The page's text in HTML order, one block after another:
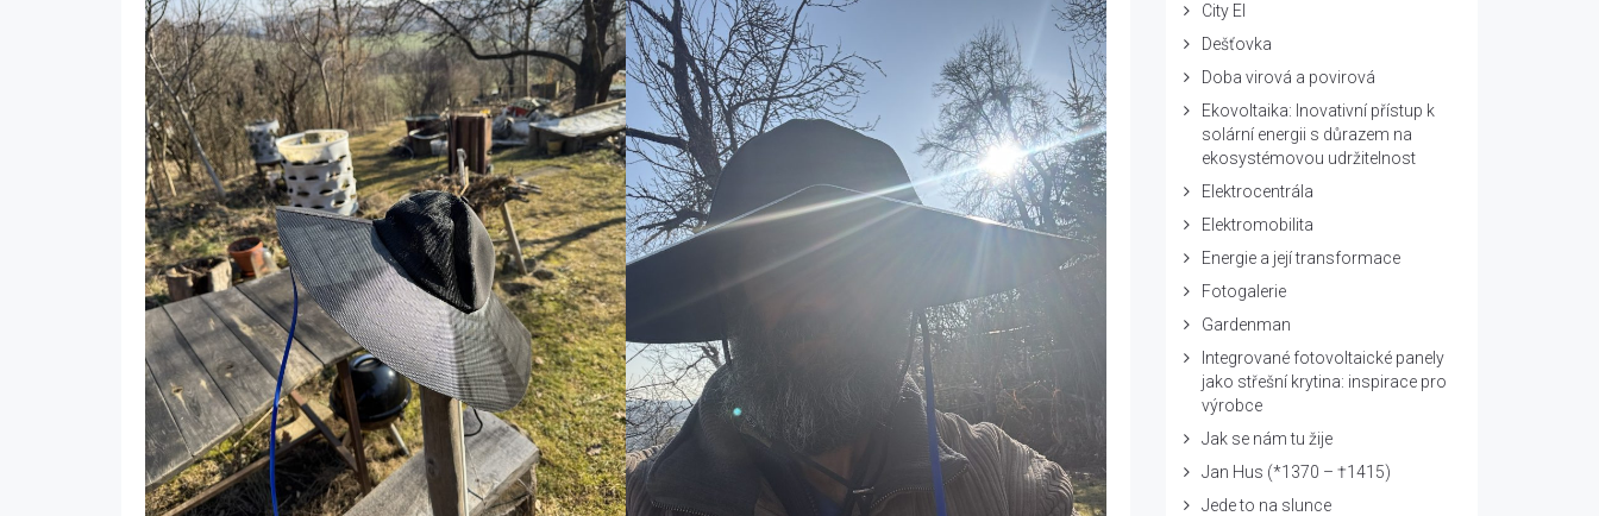
City El
Dešťovka
Doba virová a povirová
Ekovoltaika: Inovativní přístup k
solární energii s důrazem na
ekosystémovou udržitelnost
Elektrocentrála
Elektromobilita
Energie a její transformace
Fotogalerie
Gardenman
Integrované fotovoltaické panely
jako střešní krytina: inspirace pro
výrobce
Jak se nám tu žije
Jan Hus (*1370 – †1415)
Jede to na slunce